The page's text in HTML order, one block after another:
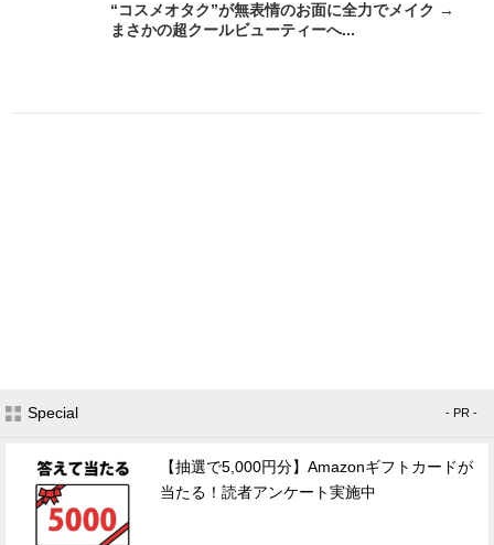
“コスメオタク”が無表情のお面に全力でメイク →
まさかの超クールビューティーへ...
Special - PR -
【抽選で5,000円分】Amazonギフトカードが
当たる！読者アンケート実施中